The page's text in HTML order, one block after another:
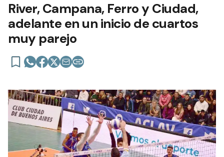
River, Campana, Ferro y Ciudad,
adelante en un inicio de cuartos
muy parejo